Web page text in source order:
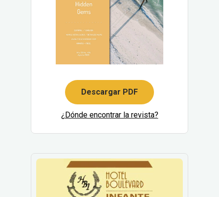
Descargar PDF
¿Dónde encontrar la revista?